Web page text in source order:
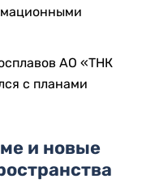
АО «ТНК
с планами
и новые